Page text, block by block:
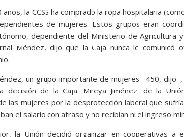
la CCSS ha comprado la ropa hospitalaria
de mujeres. Estos grupos eran
dependiente del Ministerio de Agricultura
Méndez, dijo que la Caja nunca le comunicó
un grupo importante de mujeres –450,
decisión de la Caja. Mireya Jiménez, de la
las mujeres por la desprotección laboral que
el salario con atraso y no recibían ni el ingreso
la Unión decidió organizar en cooperativas a